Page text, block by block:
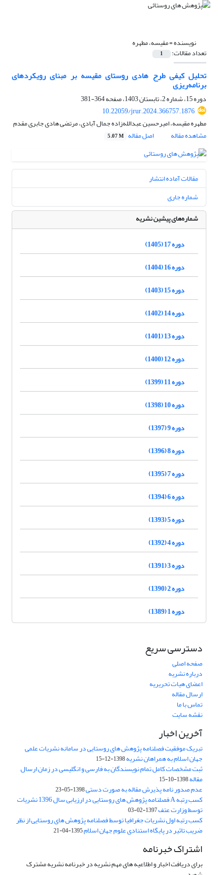
نویسنده =مقیسه، مطهره
تعداد مقالات: 1
تحلیل کیفی طرح هادی روستای مقیسه بر مبنای رویکردهای
برنامه‌ریزی
دوره 15، شماره 2، تابستان 1403، صفحه
364-381
10.22059/jrur.2024.366757.1876
مطهره مقیسه، امیرحسین عبدالله‌زاده جمال آبادی، مرتضی هادی جابری مقدم
مشاهده مقاله
اصل مقاله 5.07 M
مقالات آماده انتشار
شماره جاری
شماره‌های پیشین نشریه
دوره 17 (1405)
دوره 16 (1404)
دوره 15 (1403)
دوره 14 (1402)
دوره 13 (1401)
دوره 12 (1400)
دوره 11 (1399)
دوره 10 (1398)
دوره 9 (1397)
دوره 8 (1396)
دوره 7 (1395)
دوره 6 (1394)
دوره 5 (1393)
دوره 4 (1392)
دوره 3 (1391)
دوره 2 (1390)
دوره 1 (1389)
دسترسی سریع
صفحه اصلی
درباره نشریه
اعضای هیات تحریریه
ارسال مقاله
تماس با ما
نقشه سایت
آخرین اخبار
تبریک موفقیت فصلنامه پژوهش های روستایی در سامانه نشریات علمی
جهان اسلام به همراهان نشریه1398-12-15
ثبت مشخصات کامل تمام نویسندگان به فارسی و انگلیسی در زمان ارسال
مقاله1398-10-15
عدم صدور نامه پذیرش مقاله به صورت دستی1398-05-23
کسب رتبه A فصلنامه پژوهش های روستایی در ارزیابی سال 1396 نشریات
توسط وزارت عتف1397-02-03
کسب رتبه اول نشریات جغرافیا توسط فصلنامه پژوهش های روستایی از نظر
ضریب تاثیر در پایگاه استنادی علوم جهان اسلام1395-04-21
اشتراک خبرنامه
برای دریافت اخبار و اطلاعیه های مهم نشریه در خبرنامه نشریه مشترک